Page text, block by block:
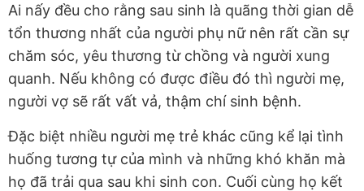
Ai nấy đều cho rằng sau sinh là quãng thời gian dễ
tổn thương nhất của người phụ nữ nên rất cần sự
chăm sóc, yêu thương từ chồng và người xung
quanh. Nếu không có được điều đó thì người mẹ,
người vợ sẽ rất vất vả, thậm chí sinh bệnh.
Đặc biệt nhiều người mẹ trẻ khác cũng kể lại tình
huống tương tự của mình và những khó khăn mà
họ đã trải qua sau khi sinh con. Cuối cùng họ kết